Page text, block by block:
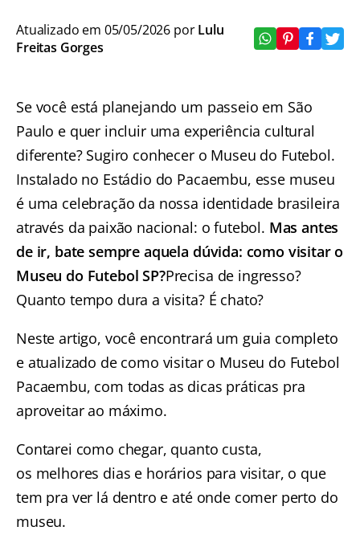
Atualizado em 05/05/2026 porLulu
Freitas Gorges
Se você está planejando um passeio em São
Paulo e quer incluir uma experiência cultural
diferente? Sugiro conhecer o Museu do Futebol.
Instalado no Estádio do Pacaembu, esse museu
é uma celebração da nossa identidade brasileira
através da paixão nacional: o futebol. Mas antes
de ir, bate sempre aquela dúvida: como visitar o
Museu do Futebol SP?Precisa de ingresso?
Quanto tempo dura a visita? É chato?
Neste artigo, você encontrará um guia completo
e atualizado de como visitar o Museu do Futebol
Pacaembu, com todas as dicas práticas pra
aproveitar ao máximo.
Contarei como chegar, quanto custa,
os melhores dias e horários para visitar, o que
tem pra ver lá dentro e até onde comer perto do
museu.